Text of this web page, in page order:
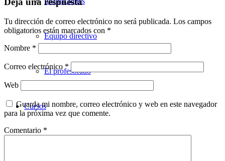
Equipo directivo
El profesorado
Cursos
Tu dirección de correo electrónico no será publicada. Los campos
obligatorios están marcados con *
Nombre *
Correo electrónico *
Web
Guarda mi nombre, correo electrónico y web en este navegador
para la próxima vez que comente.
Comentario *